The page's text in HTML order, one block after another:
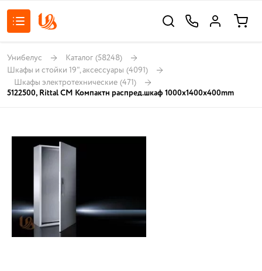
Унибелус Каталог (58248)
Шкафы и стойки 19", аксессуары (4091)
Шкафы электротехнические (471)
5122500, Rittal CM Компактн распред.шкаф 1000x1400x400mm